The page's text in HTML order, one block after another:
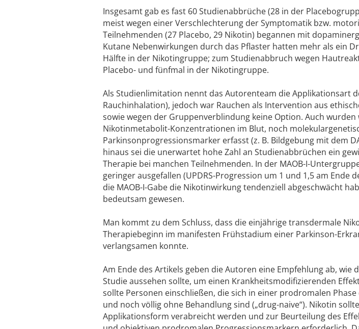
Insgesamt gab es fast 60 Studienabbrüche (28 in der
meist wegen einer Verschlechterung der Symptomatik bzw.
Teilnehmenden (27 Placebo, 29 Nikotin) begannen mit
Kutane Nebenwirkungen durch das Pflaster hatten mehr als ein
Hälfte in der Nikotingruppe; zum Studienabbruch wegen
Placebo- und fünfmal in der Nikotingruppe.
Als Studienlimitation nennt das Autorenteam die Applikationsart
Rauchinhalation), jedoch war Rauchen als Intervention aus
sowie wegen der Gruppenverblindung keine Option. Auch
Nikotinmetabolit-Konzentrationen im Blut, noch
Parkinsonprogressionsmarker erfasst (z. B. Bildgebung mit dem
hinaus sei die unerwartet hohe Zahl an Studienabbrüchen ein
Therapie bei manchen Teilnehmenden. In der MAOB-I-
geringer ausgefallen (UPDRS-Progression um 1 und 1,5 am Ende
die MAOB-I-Gabe die Nikotinwirkung tendenziell abgeschwächt
bedeutsam gewesen.
Man kommt zu dem Schluss, dass die einjährige transdermale
Therapiebeginn im manifesten Frühstadium einer Parkinson-
verlangsamen konnte.
Am Ende des Artikels geben die Autoren eine Empfehlung ab, wie
Studie aussehen sollte, um einen Krankheitsmodifizierenden
sollte Personen einschließen, die sich in einer prodromalen
und noch völlig ohne Behandlung sind („drug-naive“). Nikotin
Applikationsform verabreicht werden und zur Beurteilung des